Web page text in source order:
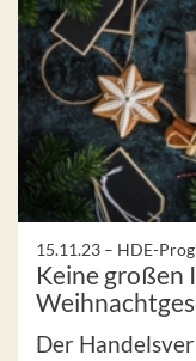
15.11.23 – HDE-
Keine großen
Der